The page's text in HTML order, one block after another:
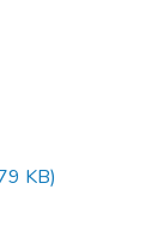
KB)